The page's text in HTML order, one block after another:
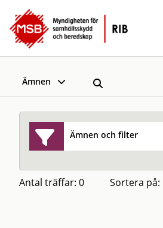
Ämnen
Ämnen och filter
Antal träffar: 0 Sortera på: